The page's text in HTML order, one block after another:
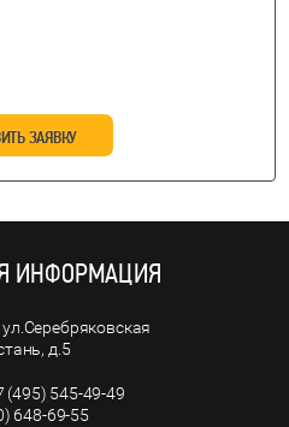
ЗАЯВКУ
ИНФОРМАЦИЯ
ул.Серебряковская
д.5
(495) 545-49-49
648-69-55